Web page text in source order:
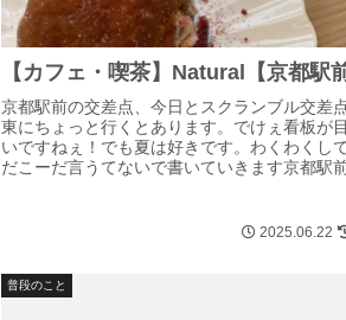
【カフェ・喫茶】Natural【京都駅前
京都駅前の交差点、今日とスクランブル交差
東にちょっと行くとあります。でけぇ看板が
いですねぇ！でも夏は好きです。わくわくし
だこーだ言うてないで書いていきます京都駅
2025.06.22
普段のこと